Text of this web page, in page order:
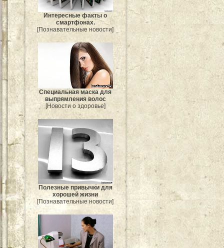
Интересные факты о
смартфонах.
[Познавательные новости]
Специальная маска для
выпрямления волос
[Новости о здоровье]
Полезные привычки для
хорошей жизни
[Познавательные новости]